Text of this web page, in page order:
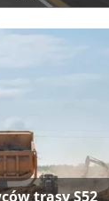
trasy S52